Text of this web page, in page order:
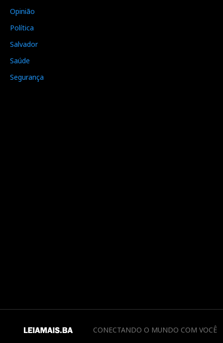
Opinião
Política
Salvador
Saúde
Segurança
CONECTANDO O MUNDO COM VOCÊ